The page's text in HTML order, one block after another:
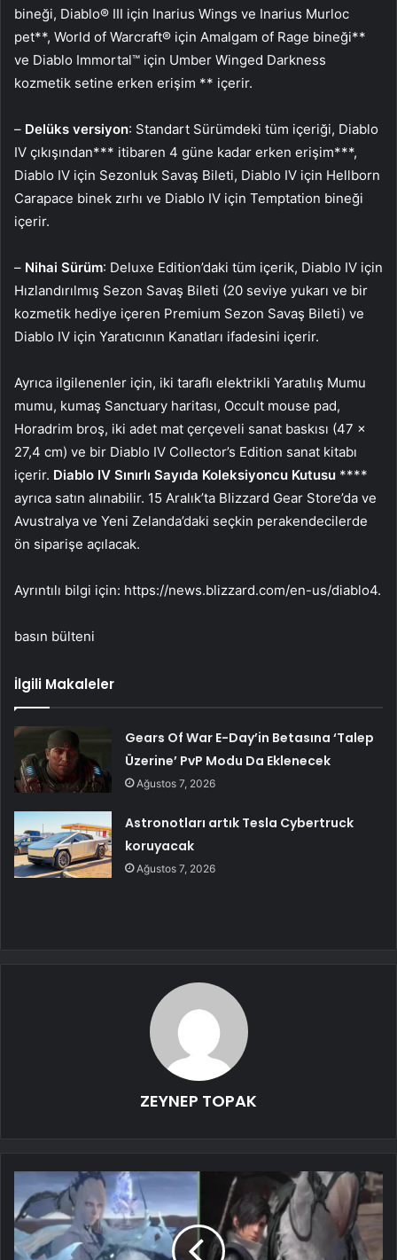
bineği, Diablo® III için Inarius Wings ve Inarius Murloc
pet**, World of Warcraft® için Amalgam of Rage bineği**
ve Diablo Immortal™ için Umber Winged Darkness
kozmetik setine erken erişim ** içerir.
– Delüks versiyon: Standart Sürümdeki tüm içeriği, Diablo
IV çıkışından*** itibaren 4 güne kadar erken erişim***,
Diablo IV için Sezonluk Savaş Bileti, Diablo IV için Hellborn
Carapace binek zırhı ve Diablo IV için Temptation bineği
içerir.
– Nihai Sürüm: Deluxe Edition’daki tüm içerik, Diablo IV için
Hızlandırılmış Sezon Savaş Bileti (20 seviye yukarı ve bir
kozmetik hediye içeren Premium Sezon Savaş Bileti) ve
Diablo IV için Yaratıcının Kanatları ifadesini içerir.
Ayrıca ilgilenenler için, iki taraflı elektrikli Yaratılış Mumu
mumu, kumaş Sanctuary haritası, Occult mouse pad,
Horadrim broş, iki adet mat çerçeveli sanat baskısı (47 x
27,4 cm) ve bir Diablo IV Collector’s Edition sanat kitabı
içerir. Diablo IV Sınırlı Sayıda Koleksiyoncu Kutusu ****
ayrıca satın alınabilir. 15 Aralık’ta Blizzard Gear Store’da ve
Avustralya ve Yeni Zelanda’daki seçkin perakendecilerde
ön siparişe açılacak.
Ayrıntılı bilgi için: https://news.blizzard.com/en-us/diablo4.
basın bülteni
İlgili Makaleler
Gears Of War E-Day’in Betasına ‘Talep
Üzerine’ PvP Modu Da Eklenecek
Ağustos 7, 2026
Astronotları artık Tesla Cybertruck
koruyacak
Ağustos 7, 2026
ZEYNEP TOPAK